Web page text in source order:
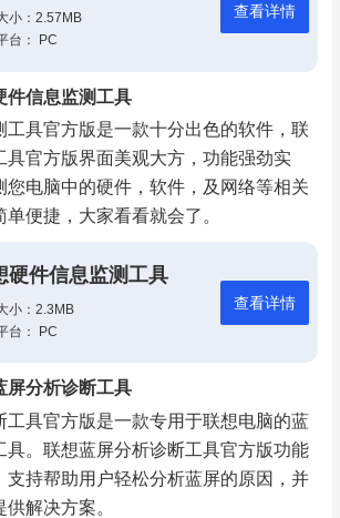
小：2.57MB
台： PC
查看详情
件信息监测工具
工具官方版是一款十分出色的软件，联
具官方版界面美观大方，功能强劲实
您电脑中的硬件，软件，及网络等相关
便捷，大家看看就会了。
硬件信息监测工具
小：2.3MB
台： PC
查看详情
屏分析诊断工具
工具官方版是一款专用于联想电脑的蓝
具。联想蓝屏分析诊断工具官方版功能
支持帮助用户轻松分析蓝屏的原因，并
解决方案。